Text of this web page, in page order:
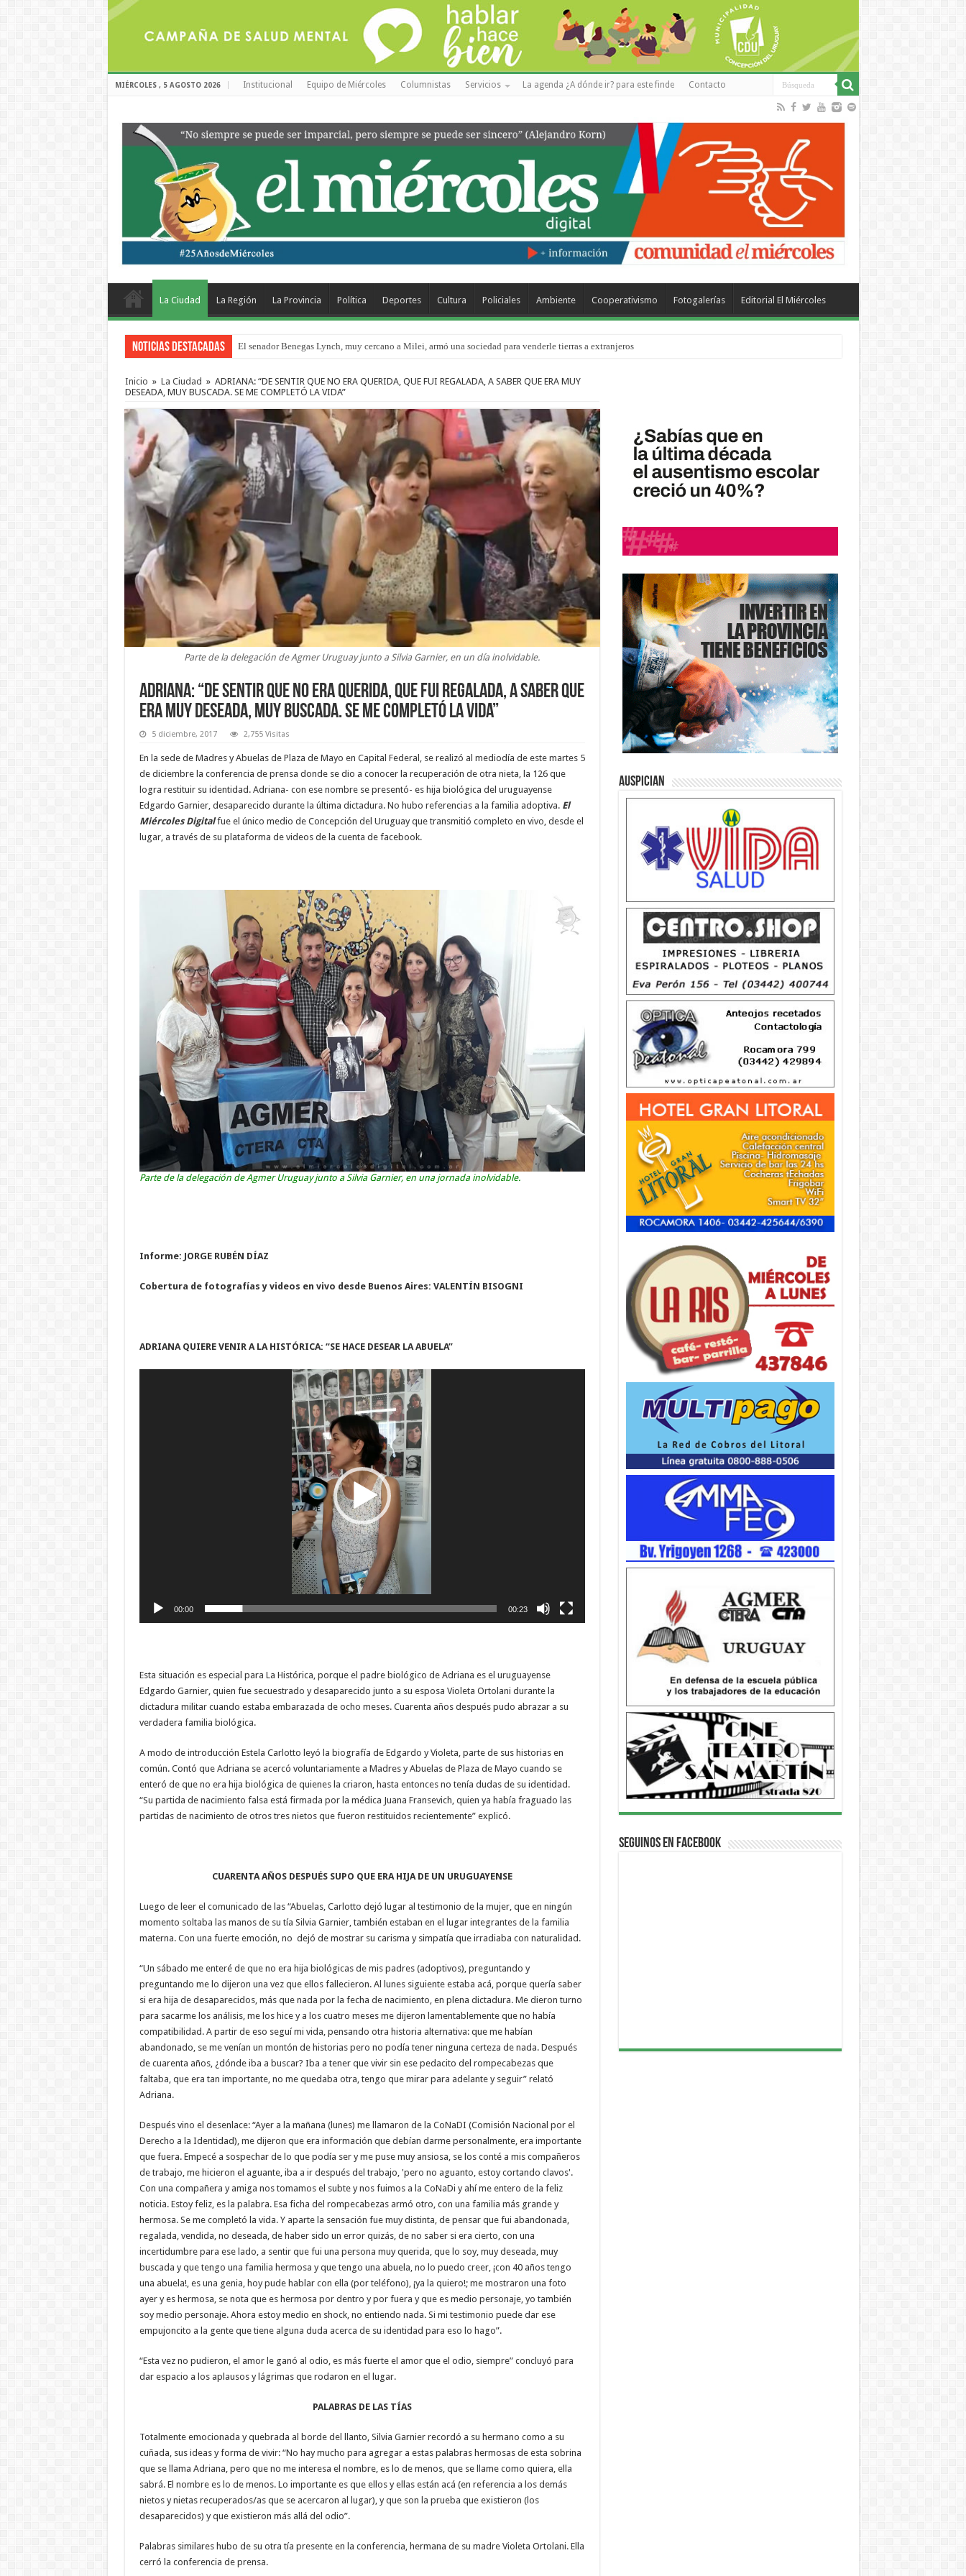
MIÉRCOLES , 5 AGOSTO 2026 Institucional Equipo de Miércoles Columnistas Servicios La agenda ¿A dónde ir? para este finde Contacto
La Ciudad La Región La Provincia Política Deportes Cultura Policiales Ambiente Cooperativismo Fotogalerías Editorial El Miércoles
Noticias Destacadas El senador Benegas Lynch, muy cercano a Milei, armó una sociedad para venderle tierras a extranjeros
Inicio » La Ciudad » ADRIANA: “DE SENTIR QUE NO ERA QUERIDA, QUE FUI REGALADA, A SABER QUE ERA MUY
DESEADA, MUY BUSCADA. SE ME COMPLETÓ LA VIDA”
Parte de la delegación de Agmer Uruguay junto a Silvia Garnier, en un día inolvidable.
ADRIANA: “DE SENTIR QUE NO ERA QUERIDA, QUE FUI REGALADA, A SABER QUE
ERA MUY DESEADA, MUY BUSCADA. SE ME COMPLETÓ LA VIDA”
5 diciembre, 2017 2,755 Visitas
En la sede de Madres y Abuelas de Plaza de Mayo en Capital Federal, se realizó al mediodía de este martes 5
de diciembre la conferencia de prensa donde se dio a conocer la recuperación de otra nieta, la 126 que
logra restituir su identidad. Adriana- con ese nombre se presentó- es hija biológica del uruguayense
Edgardo Garnier, desaparecido durante la última dictadura. No hubo referencias a la familia adoptiva. El
Miércoles Digitalfue el único medio de Concepción del Uruguay que transmitió completo en vivo, desde el
lugar, a través de su plataforma de videos de la cuenta de facebook.
Parte de la delegación de Agmer Uruguay junto a Silvia Garnier, en una jornada inolvidable.
Informe: JORGE RUBÉN DÍAZ
Cobertura de fotografías y videos en vivo desde Buenos Aires: VALENTÍN BISOGNI
ADRIANA QUIERE VENIR A LA HISTÓRICA: “SE HACE DESEAR LA ABUELA”
00:00 00:23
Esta situación es especial para La Histórica, porque el padre biológico de Adriana es el uruguayense
Edgardo Garnier, quien fue secuestrado y desaparecido junto a su esposa Violeta Ortolani durante la
dictadura militar cuando estaba embarazada de ocho meses. Cuarenta años después pudo abrazar a su
verdadera familia biológica.
A modo de introducción Estela Carlotto leyó la biografía de Edgardo y Violeta, parte de sus historias en
común. Contó que Adriana se acercó voluntariamente a Madres y Abuelas de Plaza de Mayo cuando se
enteró de que no era hija biológica de quienes la criaron, hasta entonces no tenía dudas de su identidad.
“Su partida de nacimiento falsa está firmada por la médica Juana Fransevich, quien ya había fraguado las
partidas de nacimiento de otros tres nietos que fueron restituidos recientemente” explicó.
CUARENTA AÑOS DESPUÉS SUPO QUE ERA HIJA DE UN URUGUAYENSE
Luego de leer el comunicado de las “Abuelas, Carlotto dejó lugar al testimonio de la mujer, que en ningún
momento soltaba las manos de su tía Silvia Garnier, también estaban en el lugar integrantes de la familia
materna. Con una fuerte emoción, no dejó de mostrar su carisma y simpatía que irradiaba con naturalidad.
“Un sábado me enteré de que no era hija biológicas de mis padres (adoptivos), preguntando y
preguntando me lo dijeron una vez que ellos fallecieron. Al lunes siguiente estaba acá, porque quería saber
si era hija de desaparecidos, más que nada por la fecha de nacimiento, en plena dictadura. Me dieron turno
para sacarme los análisis, me los hice y a los cuatro meses me dijeron lamentablemente que no había
compatibilidad. A partir de eso seguí mi vida, pensando otra historia alternativa: que me habían
abandonado, se me venían un montón de historias pero no podía tener ninguna certeza de nada. Después
de cuarenta años, ¿dónde iba a buscar? Iba a tener que vivir sin ese pedacito del rompecabezas que
faltaba, que era tan importante, no me quedaba otra, tengo que mirar para adelante y seguir” relató
Adriana.
Después vino el desenlace: “Ayer a la mañana (lunes) me llamaron de la CoNaDI (Comisión Nacional por el
Derecho a la Identidad), me dijeron que era información que debían darme personalmente, era importante
que fuera. Empecé a sospechar de lo que podía ser y me puse muy ansiosa, se los conté a mis compañeros
de trabajo, me hicieron el aguante, iba a ir después del trabajo, 'pero no aguanto, estoy cortando clavos'.
Con una compañera y amiga nos tomamos el subte y nos fuimos a la CoNaDi y ahí me entero de la feliz
noticia. Estoy feliz, es la palabra. Esa ficha del rompecabezas armó otro, con una familia más grande y
hermosa. Se me completó la vida. Y aparte la sensación fue muy distinta, de pensar que fui abandonada,
regalada, vendida, no deseada, de haber sido un error quizás, de no saber si era cierto, con una
incertidumbre para ese lado, a sentir que fui una persona muy querida, que lo soy, muy deseada, muy
buscada y que tengo una familia hermosa y que tengo una abuela, no lo puedo creer, ¡con 40 años tengo
una abuela!, es una genia, hoy pude hablar con ella (por teléfono), ¡ya la quiero!; me mostraron una foto
ayer y es hermosa, se nota que es hermosa por dentro y por fuera y que es medio personaje, yo también
soy medio personaje. Ahora estoy medio en shock, no entiendo nada. Si mi testimonio puede dar ese
empujoncito a la gente que tiene alguna duda acerca de su identidad para eso lo hago”.
“Esta vez no pudieron, el amor le ganó al odio, es más fuerte el amor que el odio, siempre” concluyó para
dar espacio a los aplausos y lágrimas que rodaron en el lugar.
PALABRAS DE LAS TÍAS
Totalmente emocionada y quebrada al borde del llanto, Silvia Garnier recordó a su hermano como a su
cuñada, sus ideas y forma de vivir: “No hay mucho para agregar a estas palabras hermosas de esta sobrina
que se llama Adriana, pero que no me interesa el nombre, es lo de menos, que se llame como quiera, ella
sabrá. El nombre es lo de menos. Lo importante es que ellos y ellas están acá (en referencia a los demás
nietos y nietas recuperados/as que se acercaron al lugar), y que son la prueba que existieron (los
desaparecidos) y que existieron más allá del odio”.
Palabras similares hubo de su otra tía presente en la conferencia, hermana de su madre Violeta Ortolani. Ella
cerró la conferencia de prensa.
Auspician
Seguinos en Facebook